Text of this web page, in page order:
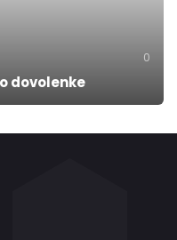
0
dovolenke